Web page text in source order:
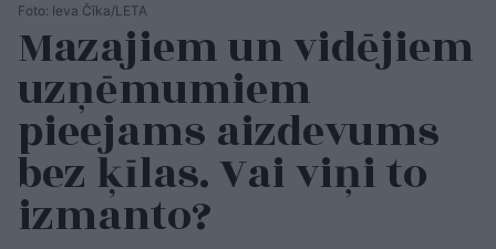
Foto: Ieva Čīka/LETA
Mazajiem un vidējiem
uzņēmumiem
pieejams aizdevums
bez ķīlas. Vai viņi to
izmanto?